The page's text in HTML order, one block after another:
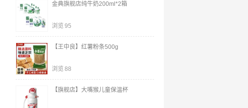
金典旗舰店纯牛奶200ml*2箱
浏览 95
【王中良】红薯粉条500g
浏览 88
【旗舰店】大嘴猴儿童保温杯